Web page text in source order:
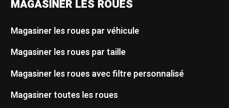
MAGASINER LES ROUES
Magasiner les roues par véhicule
Magasiner les roues par taille
Magasiner les roues avec filtre personnalisé
Magasiner toutes les roues